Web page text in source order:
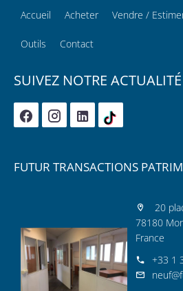
Accueil Acheter Vendre /
Outils Contact
SUIVEZ NOTRE ACTUALITÉ
FUTUR TRANSACTIONS
20
78180
France
+33 1